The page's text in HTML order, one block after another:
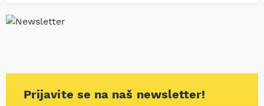
Prijavite se na naš newsletter!